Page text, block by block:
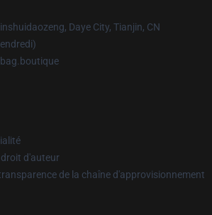
Daye City, Tianjin, CN
droit d'auteur
de la chaîne d'approvisionnement